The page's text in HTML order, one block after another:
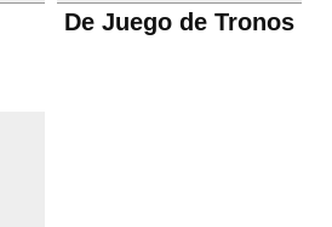
De Juego de Tronos